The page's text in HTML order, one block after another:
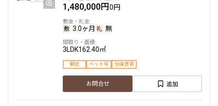
1,480,000円0円
3.0ヶ月 無
3LDK162.40㎡
駅近 ペット可 分譲賃貸
お問合せ 追加